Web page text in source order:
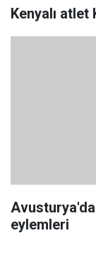
Kenyalı atlet
eylemleri